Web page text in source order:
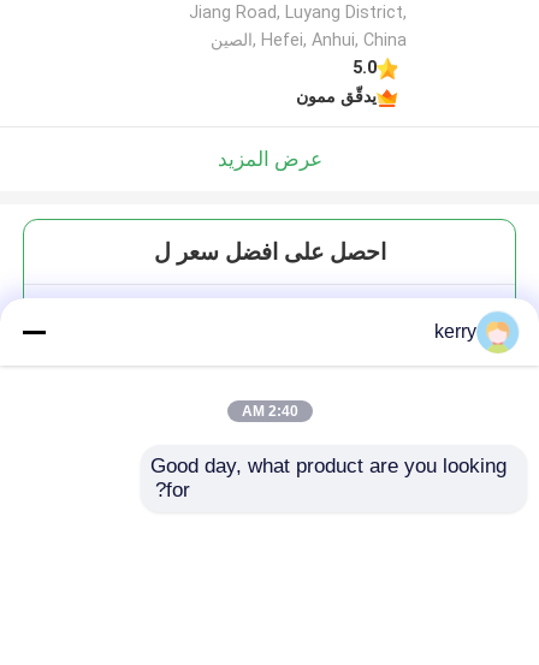
Jiang Road, Luyang District,
Hefei, Anhui, China ,الصين
5.0
يدقّق ممون
عرض المزيد
احصل على افضل سعر ل
kerry
2:40 AM
Good day, what product are you looking
for?